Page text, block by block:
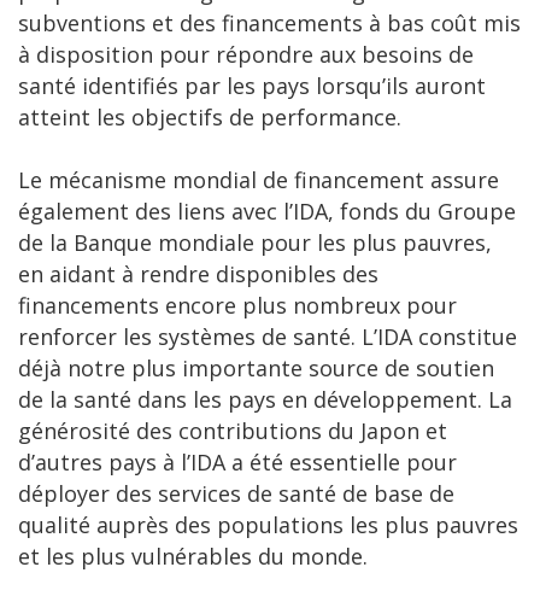
subventions et des financements à bas coût mis
à disposition pour répondre aux besoins de
santé identifiés par les pays lorsqu’ils auront
atteint les objectifs de performance.
Le mécanisme mondial de financement assure
également des liens avec l’IDA, fonds du Groupe
de la Banque mondiale pour les plus pauvres,
en aidant à rendre disponibles des
financements encore plus nombreux pour
renforcer les systèmes de santé. L’IDA constitue
déjà notre plus importante source de soutien
de la santé dans les pays en développement. La
générosité des contributions du Japon et
d’autres pays à l’IDA a été essentielle pour
déployer des services de santé de base de
qualité auprès des populations les plus pauvres
et les plus vulnérables du monde.